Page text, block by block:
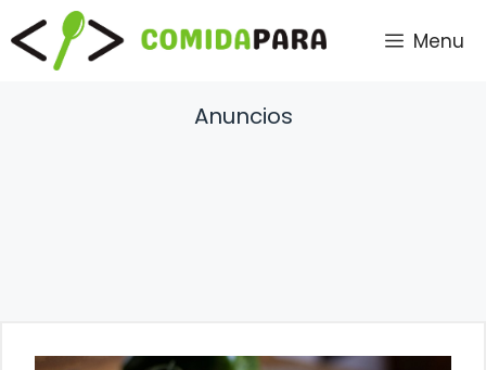
Saltar
al
contenido
Menu
Anuncios